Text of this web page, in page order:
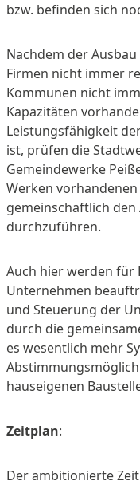
bzw. befinden sich
Nachdem der
Firmen nicht immer
Kommunen nicht
Kapazitäten
Leistungsfähigkeit
ist, prüfen die
Gemeindewerke
Werken
gemeinschaftlich
durchzuführen.
Auch hier werden für
Unternehmen
und Steuerung der
durch die
es wesentlich mehr
hauseigenen
Zeitplan:
Der ambitionierte